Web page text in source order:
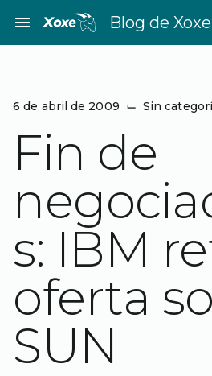
contenido
menu Blog de Xoxe
6 de abril de 2009 ⌙ Sin
Fin de
s: IBM
oferta
SUN